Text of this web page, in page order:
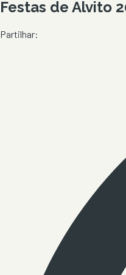
Festas de Alvito
Partilhar: